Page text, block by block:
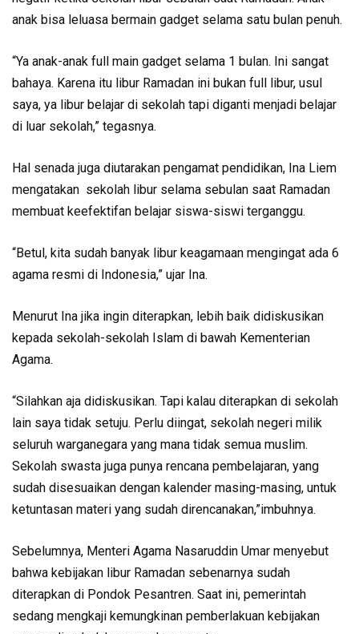
anak bisa leluasa bermain gadget selama satu bulan penuh.
“Ya anak-anak full main gadget selama 1 bulan. Ini sangat
bahaya. Karena itu libur Ramadan ini bukan full libur, usul
saya, ya libur belajar di sekolah tapi diganti menjadi belajar
di luar sekolah,” tegasnya.
Hal senada juga diutarakan pengamat pendidikan, Ina Liem
mengatakan sekolah libur selama sebulan saat Ramadan
membuat keefektifan belajar siswa-siswi terganggu.
“Betul, kita sudah banyak libur keagamaan mengingat ada 6
agama resmi di Indonesia,” ujar Ina.
Menurut Ina jika ingin diterapkan, lebih baik didiskusikan
kepada sekolah-sekolah Islam di bawah Kementerian
Agama.
“Silahkan aja didiskusikan. Tapi kalau diterapkan di sekolah
lain saya tidak setuju. Perlu diingat, sekolah negeri milik
seluruh warganegara yang mana tidak semua muslim.
Sekolah swasta juga punya rencana pembelajaran, yang
sudah disesuaikan dengan kalender masing-masing, untuk
ketuntasan materi yang sudah direncanakan,”imbuhnya.
Sebelumnya, Menteri Agama Nasaruddin Umar menyebut
bahwa kebijakan libur Ramadan sebenarnya sudah
diterapkan di Pondok Pesantren. Saat ini, pemerintah
sedang mengkaji kemungkinan pemberlakuan kebijakan